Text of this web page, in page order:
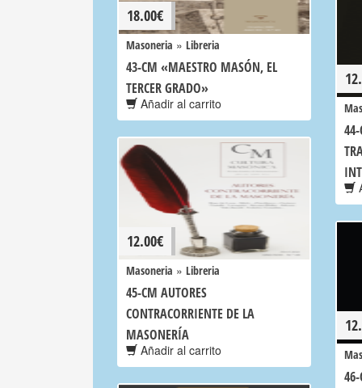
18.00€
Masoneria » Libreria
43-CM «MAESTRO MASÓN, EL
TERCER GRADO»
Añadir al carrito
12.00€
Masoneria » Libreria
45-CM AUTORES
CONTRACORRIENTE DE LA
MASONERÍA
Añadir al carrito
46-